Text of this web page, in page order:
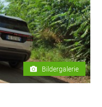
Bildergalerie